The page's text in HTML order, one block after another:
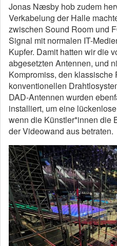
Jonas Næsby hob zudem
Verkabelung der Halle
zwischen Sound Room und
Signal mit normalen IT-
Kupfer. Damit hatten wir die
abgesetzten Antennen, und
Kompromiss, den klassische
konventionellen
DAD-Antennen wurden
installiert, um eine
wenn die Künstler*innen die
der Videowand aus betraten.